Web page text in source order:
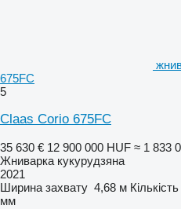
675FC
5
Claas Corio 675FC
35 630 € 12 900 000 HUF ≈ 1 833
Жниварка кукурудзяна
2021
Ширина захвату 4,68 м
мм